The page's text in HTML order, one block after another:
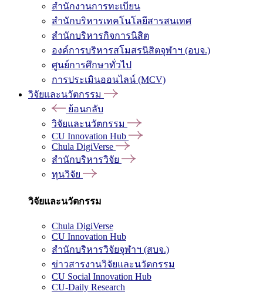
สำนักงานการทะเบียน
สำนักบริหารเทคโนโลยีสารสนเทศ
สำนักบริหารกิจการนิสิต
องค์การบริหารสโมสรนิสิตจุฬาฯ (อบจ.)
ศูนย์การศึกษาทั่วไป
การประเมินออนไลน์ (MCV)
วิจัยและนวัตกรรม
ย้อนกลับ
วิจัยและนวัตกรรม
CU Innovation Hub
Chula DigiVerse
สำนักบริหารวิจัย
ทุนวิจัย
วิจัยและนวัตกรรม
Chula DigiVerse
CU Innovation Hub
สำนักบริหารวิจัยจุฬาฯ (สบจ.)
ข่าวสารงานวิจัยและนวัตกรรม
CU Social Innovation Hub
CU-Daily Research